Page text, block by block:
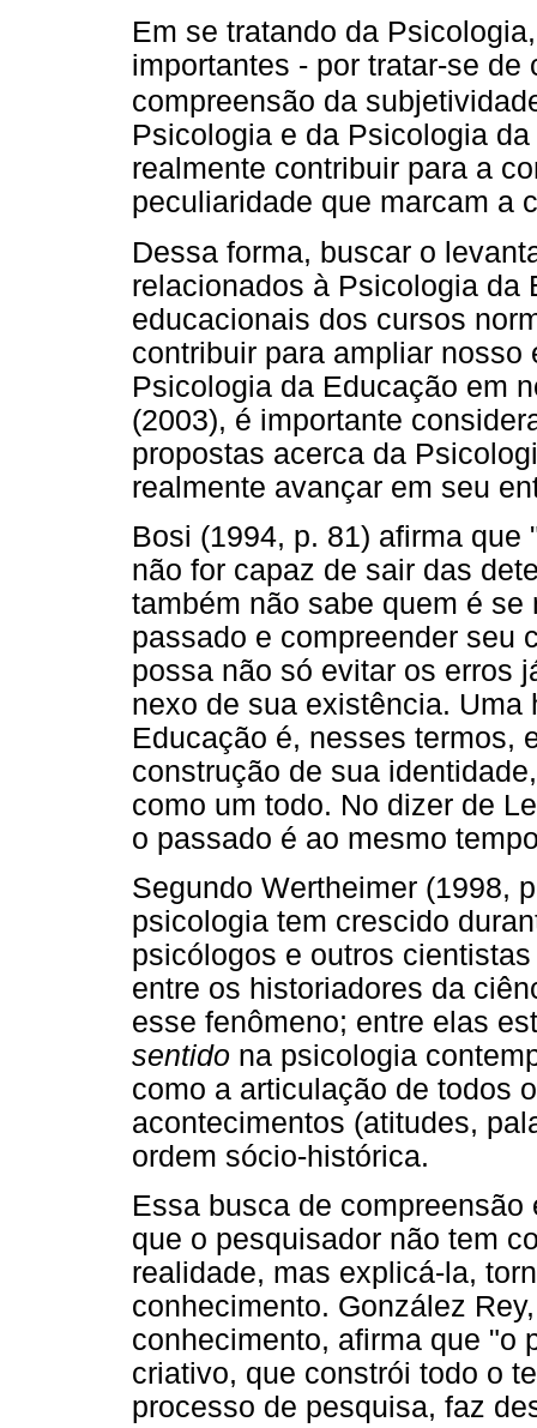
Em se tratando da
importantes - por tratar-se
compreensão da
Psicologia e da Psicologia
realmente contribuir para a
peculiaridade que marcam a
Dessa forma, buscar o
relacionados à Psicologia da
educacionais dos cursos
contribuir para ampliar
Psicologia da Educação em
(2003), é importante
propostas acerca da
realmente avançar em seu
Bosi (1994, p. 81) afirma
não for capaz de sair das
também não sabe quem é
passado e compreender seu
possa não só evitar os erros
nexo de sua existência.
Educação é, nesses termos,
construção de sua
como um todo. No dizer de
o passado é ao mesmo
Segundo Wertheimer (1998,
psicologia tem crescido
psicólogos e outros
entre os historiadores da
esse fenômeno; entre elas
sentido na psicologia
como a articulação de todos
acontecimentos (atitudes,
ordem sócio-histórica.
Essa busca de
que o pesquisador não tem
realidade, mas explicá-la,
conhecimento. González
conhecimento, afirma que "o
criativo, que constrói todo o
processo de pesquisa, faz